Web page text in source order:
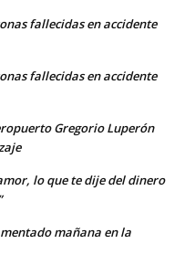
fallecidas en accidente
fallecidas en accidente
Gregorio Luperón
lo que te dije del dinero
mañana en la